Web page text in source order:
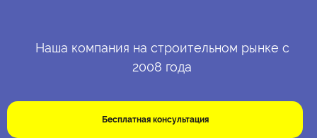
Наша компания на строительном рынке с
2008 года